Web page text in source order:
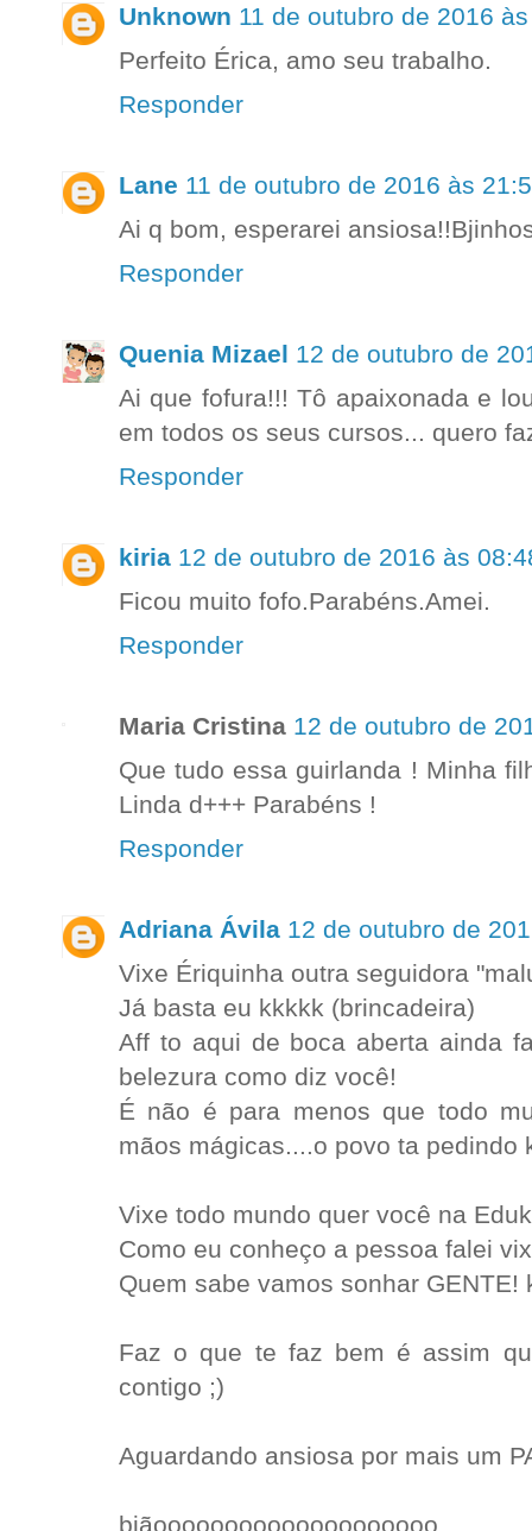
Unknown 11 de outubro de 2016
Perfeito Érica, amo seu trabalho.
Responder
Lane 11 de outubro de 2016 às
Ai q bom, esperarei
Responder
Quenia Mizael 12 de outubro de
Ai que fofura!!! Tô apaixonada e
em todos os seus cursos... quero
Responder
kiria 12 de outubro de 2016 às
Ficou muito fofo.Parabéns.Amei.
Responder
Maria Cristina 12 de outubro de
Que tudo essa guirlanda ! Minha
Linda d+++ Parabéns !
Responder
Adriana Ávila 12 de outubro de
Vixe Ériquinha outra seguidora
Já basta eu kkkkk (brincadeira)
Aff to aqui de boca aberta ainda
belezura como diz você!
É não é para menos que todo
mãos mágicas....o povo ta pedindo
Vixe todo mundo quer você na
Como eu conheço a pessoa falei
Quem sabe vamos sonhar GENTE!
Faz o que te faz bem é assim
contigo ;)
Aguardando ansiosa por mais um
bjãoooooooooooooooooooo